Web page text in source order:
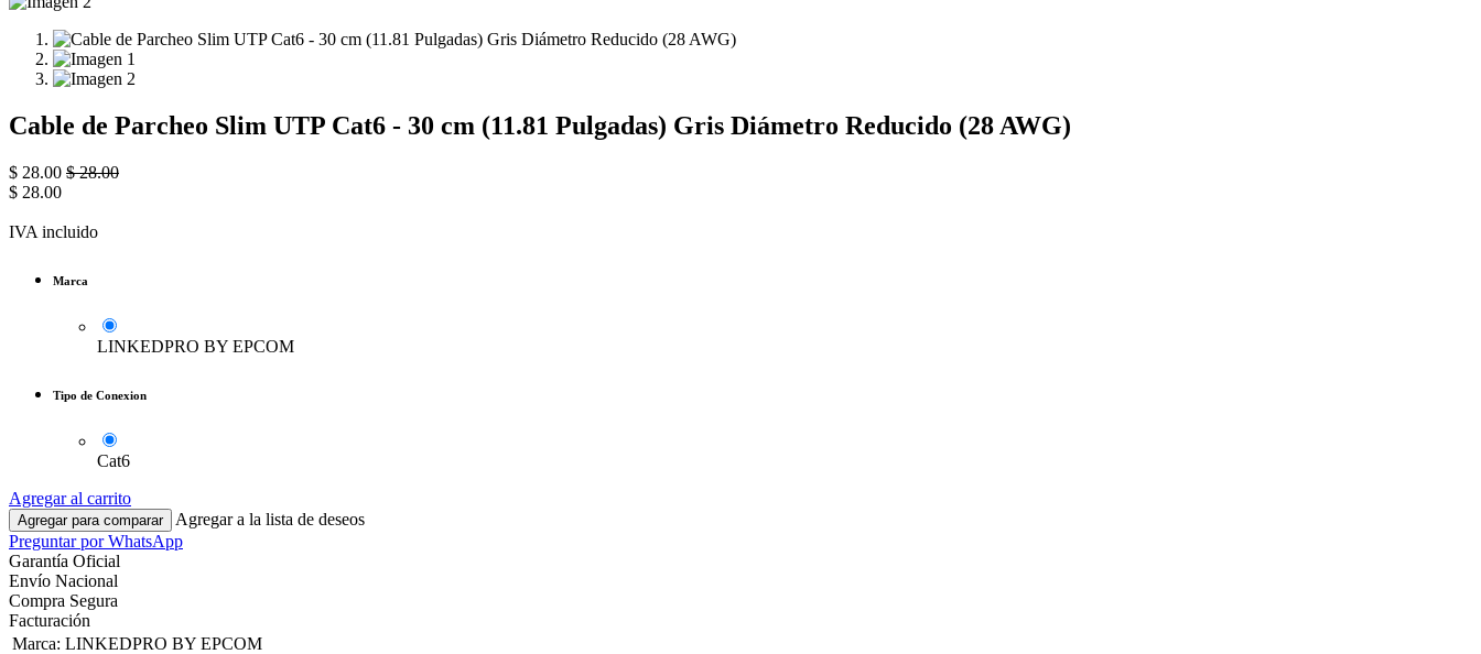
Cable de Parcheo Slim UTP Cat6 - 30 cm (11.81 Pulgadas) Gris Diámetro Reducido (28 AWG)
$ 28.00 $28.00
$ 28.00
IVA incluido
Marca
LINKEDPRO BY EPCOM
Tipo de Conexion
Cat6
Agregar al carrito
Agregar para comparar
Agregar a la lista de deseos
Preguntar por WhatsApp
Garantía Oficial
Envío Nacional
Compra Segura
Facturación
Marca: LINKEDPRO BY EPCOM